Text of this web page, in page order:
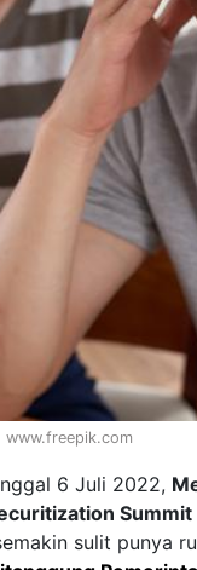
6 Juli 2022,
sulit punya